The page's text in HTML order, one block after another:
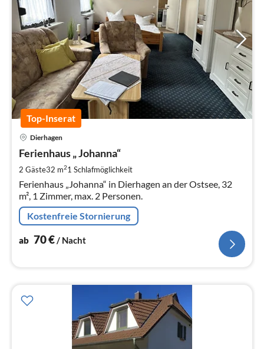
Top-Inserat
Dierhagen
Ferienhaus „ Johanna“
2 Gäste32 m21 Schlafmöglichkeit
Ferienhaus „Johanna“ in Dierhagen an der Ostsee, 32
m², 1 Zimmer, max. 2 Personen.
Kostenfreie Stornierung
ab 70€/ Nacht